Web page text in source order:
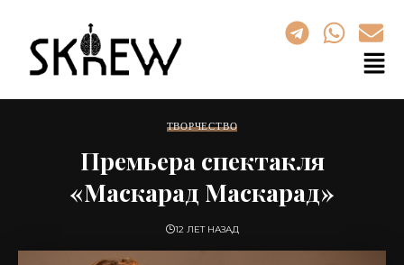
ТВОРЧЕСТВО
Премьера спектакля
«Маскарад Маскарад»
12 ЛЕТ НАЗАД